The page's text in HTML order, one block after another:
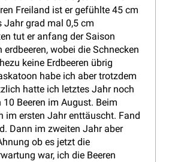
Freiland ist er gefühlte 45 cm
grad mal 0,5 cm
tut er anfang der Saison
wobei die Schnecken
keine Erdbeeren übrig
habe ich aber trotzdem
hatte ich letztes Jahr noch
Beeren im August. Beim
im ersten Jahr enttäuscht. Fand
Dann im zweiten Jahr aber
ob es jetzt die
war, ich die Beeren